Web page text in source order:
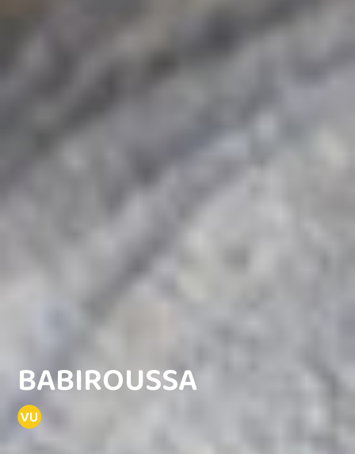
BABIROUSSA